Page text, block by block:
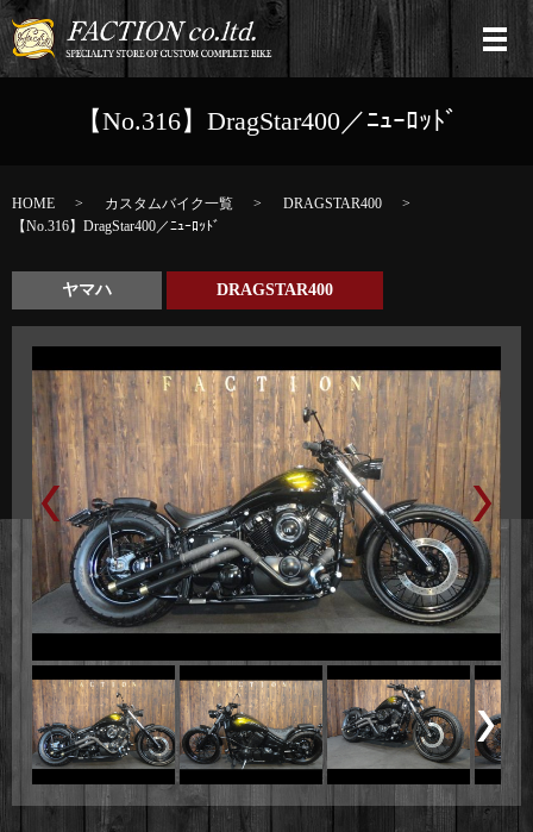
【No.316】DragStar400／ﾆｭｰﾛｯﾄﾞ
HOME カスタムバイク一覧
DRAGSTAR400
【No.316】DragStar400／ﾆｭｰﾛｯﾄﾞ
ヤマハ DRAGSTAR400